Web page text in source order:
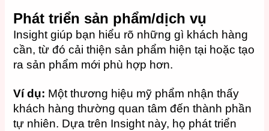
Phát triển sản phẩm/dịch vụ
Insight giúp bạn hiểu rõ những gì khách hàng
cần, từ đó cải thiện sản phẩm hiện tại hoặc tạo
ra sản phẩm mới phù hợp hơn.
Ví dụ: Một thương hiệu mỹ phẩm nhận thấy
khách hàng thường quan tâm đến thành phần
tự nhiên. Dựa trên Insight này, họ phát triển